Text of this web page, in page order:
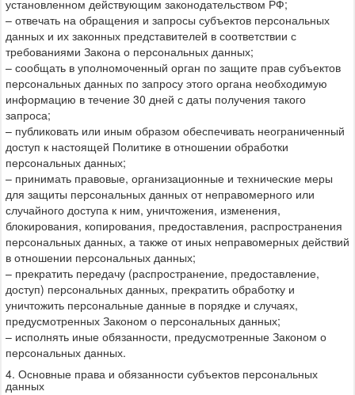
установленном действующим законодательством РФ;
– отвечать на обращения и запросы субъектов персональных
данных и их законных представителей в соответствии с
требованиями Закона о персональных данных;
– сообщать в уполномоченный орган по защите прав субъектов
персональных данных по запросу этого органа необходимую
информацию в течение 30 дней с даты получения такого
запроса;
– публиковать или иным образом обеспечивать неограниченный
доступ к настоящей Политике в отношении обработки
персональных данных;
– принимать правовые, организационные и технические меры
для защиты персональных данных от неправомерного или
случайного доступа к ним, уничтожения, изменения,
блокирования, копирования, предоставления, распространения
персональных данных, а также от иных неправомерных действий
в отношении персональных данных;
– прекратить передачу (распространение, предоставление,
доступ) персональных данных, прекратить обработку и
уничтожить персональные данные в порядке и случаях,
предусмотренных Законом о персональных данных;
– исполнять иные обязанности, предусмотренные Законом о
персональных данных.
4. Основные права и обязанности субъектов персональных
данных